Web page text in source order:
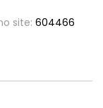
site: 604466